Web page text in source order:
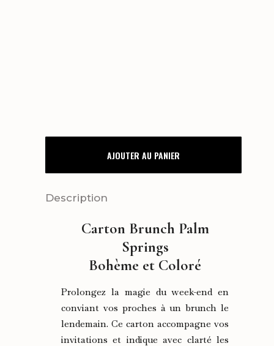
PALM
AJOUTER AU PANIER
Description
Carton Brunch Palm
Springs
Bohème et Coloré
Prolongez la magie du week-end en
conviant vos proches à un brunch le
lendemain. Ce carton accompagne vos
invitations et indique avec clarté les